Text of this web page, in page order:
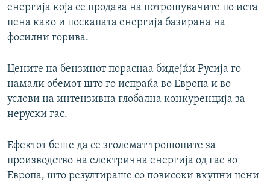
енергија која се продава на потрошувачите по иста
цена како и поскапата енергија базирана на
фосилни горива.
Цените на бензинот пораснаа бидејќи Русија го
намали обемот што го испраќа во Европа и во
услови на интензивна глобална конкуренција за
неруски гас.
Ефектот беше да се зголемат трошоците за
производство на електрична енергија од гас во
Европа, што резултираше со повисоки вкупни цени